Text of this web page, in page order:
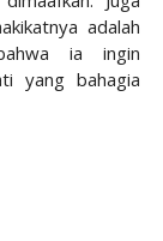
adalah
ia ingin
yang bahagia